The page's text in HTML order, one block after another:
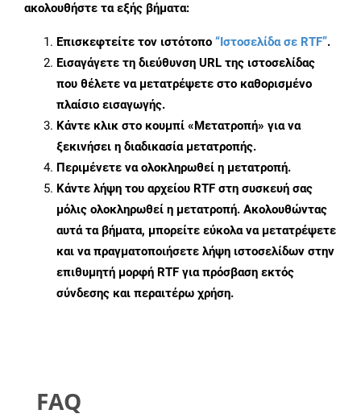
ακολουθήστε τα εξής βήματα:
Επισκεφτείτε τον ιστότοπο “Ιστοσελίδα σε RTF”.
Εισαγάγετε τη διεύθυνση URL της ιστοσελίδας
που θέλετε να μετατρέψετε στο καθορισμένο
πλαίσιο εισαγωγής.
Κάντε κλικ στο κουμπί «Μετατροπή» για να
ξεκινήσει η διαδικασία μετατροπής.
Περιμένετε να ολοκληρωθεί η μετατροπή.
Κάντε λήψη του αρχείου RTF στη συσκευή σας
μόλις ολοκληρωθεί η μετατροπή. Ακολουθώντας
αυτά τα βήματα, μπορείτε εύκολα να μετατρέψετε
και να πραγματοποιήσετε λήψη ιστοσελίδων στην
επιθυμητή μορφή RTF για πρόσβαση εκτός
σύνδεσης και περαιτέρω χρήση.
FAQ